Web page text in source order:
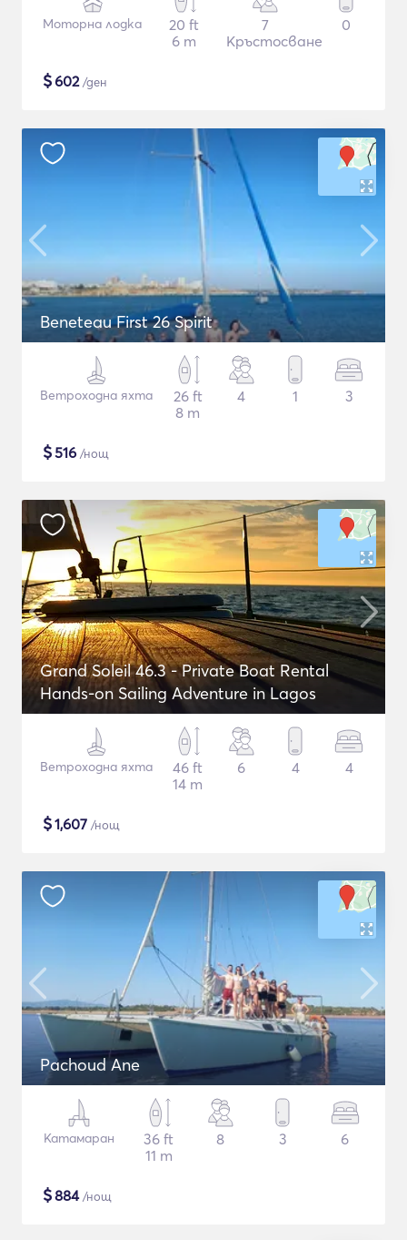
Моторна лодка
20 ft
6 m
7
Кръстосване
0
$602/ден
Beneteau First 26 Spirit
Ветроходна яхта
26 ft
8 m
4 1 3
$516 /нощ
Grand Soleil 46.3 - Private Boat Rental
Hands-on Sailing Adventure in Lagos
Ветроходна яхта
46 ft
14 m
6 4 4
$1,607 /нощ
Pachoud Ane
Катамаран
36 ft
11 m
8 3 6
$884/нощ